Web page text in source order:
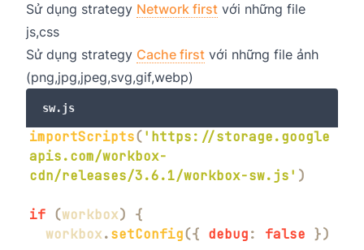
Sử dụng strategy Network first với những file
js,css
Sử dụng strategy Cache first với những file ảnh
(png,jpg,jpeg,svg,gif,webp)
sw.js
importScripts('https://storage.google
apis.com/workbox-
cdn/releases/3.6.1/workbox-sw.js' )
if (workbox)
{
  workbox
.setConfig({ debug: false })